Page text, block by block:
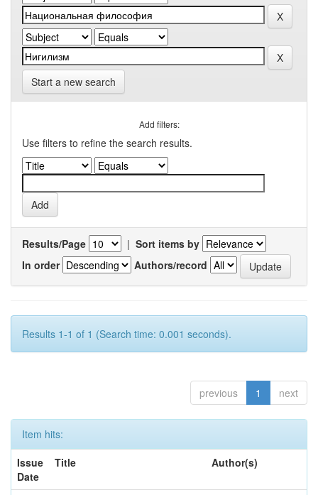
Start a new search
Add filters:
Use filters to refine the search results.
Results/Page | Sort items by
In order
Authors/record
Results 1-1 of 1 (Search time: 0.001 seconds).
previous 1 next
Item hits:
Issue
Date
Title Author(s)